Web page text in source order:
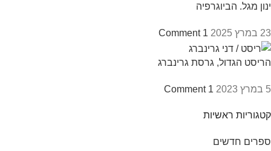
ינון מגל. הביוגרפיה
23 במרץ 2025 1 Comment
הריסט הגדול, גרסת גרינברג
5 במרץ 2023 1 Comment
קטגוריות ראשיות
ספרים חדשים